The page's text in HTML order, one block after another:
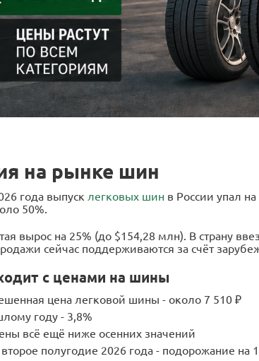
на рынке шин
года выпуск легковых шин в России упал
50%.
вырос на 25% (до $154,28 млн). В страну
сейчас поддерживаются за счёт
с ценами на шины
цена легковой шины - около 7 510 ₽
году - 3,8%
всё ещё ниже осенних значений
полугодие 2026 года - подорожание